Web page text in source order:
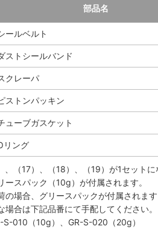
部品名
ールベルト
ストシールバンド
クレーパ
ストンパッキン
ューブガスケット
リング
（17）、（18）、（19）が1セット
スパック（10g）が付属されます。
の場合、グリースパックが付属されま
合は下記品番にて手配してください。
010（10g）、GR-S-020（20g）